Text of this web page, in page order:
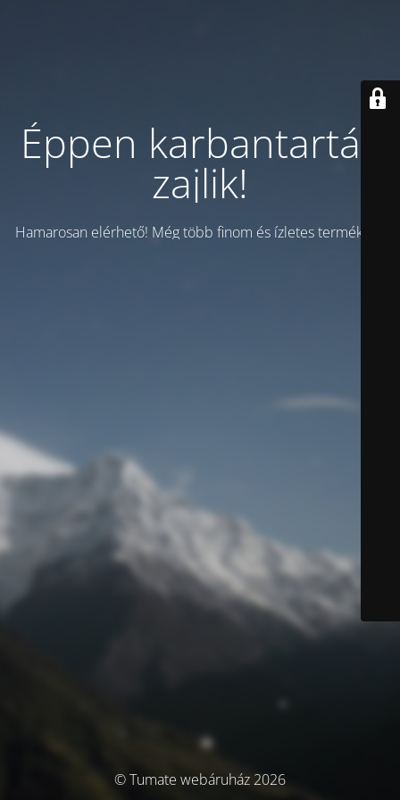
Éppen karbantartás
zajlik!
Hamarosan elérhető! Még több finom és ízletes termékkel!
© Tumate webáruház 2026